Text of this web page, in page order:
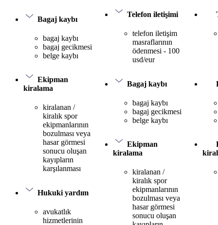
Bagaj kaybı
bagaj kaybı
bagaj gecikmesi
belge kaybı
Ekipman
kiralama
kiralanan /
kiralık spor
ekipmanlarının
bozulması veya
hasar görmesi
sonucu oluşan
kayıpların
karşılanması
Hukuki yardım
avukatlık
hizmetlerinin
Telefon iletişimi
telefon iletişim
masraflarının
ödenmesi - 100
usd/eur
Bagaj kaybı
bagaj kaybı
bagaj gecikmesi
belge kaybı
Ekipman
kiralama
kiralanan /
kiralık spor
ekipmanlarının
bozulması veya
hasar görmesi
sonucu oluşan